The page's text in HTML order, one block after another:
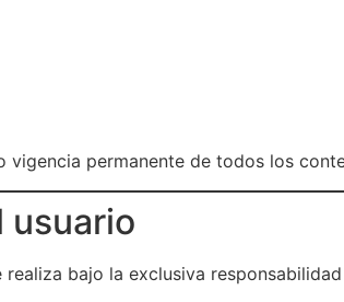
permanente de todos los
usuario
bajo la exclusiva